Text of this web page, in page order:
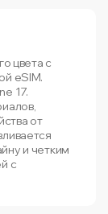
цвета с
eSIM.
17.
от
и четким
с